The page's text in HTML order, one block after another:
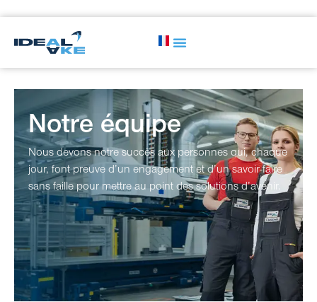
Notre équipe
Nous devons notre succès aux personnes qui, chaque
jour, font preuve d’un engagement et d’un savoir-faire
sans faille pour mettre au point des solutions d’avenir.